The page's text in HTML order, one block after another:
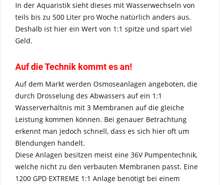
In der Aquaristik sieht dieses mit Wasserwechseln von
teils bis zu 500 Liter pro Woche natürlich anders aus.
Deshalb ist hier ein Wert von 1:1 spitze und spart viel
Geld.
Auf die Technik kommt es an!
Auf dem Markt werden Osmoseanlagen angeboten, die
durch Drosselung des Abwassers auf ein 1:1
Wasserverhältnis mit 3 Membranen auf die gleiche
Leistung kommen können. Bei genauer Betrachtung
erkennt man jedoch schnell, dass es sich hier oft um
Blendungen handelt.
Diese Anlagen besitzen meist eine 36V Pumpentechnik,
welche nicht zu den verbauten Membranen passt. Eine
1200 GPD EXTREME 1:1 Anlage benötigt bei einem